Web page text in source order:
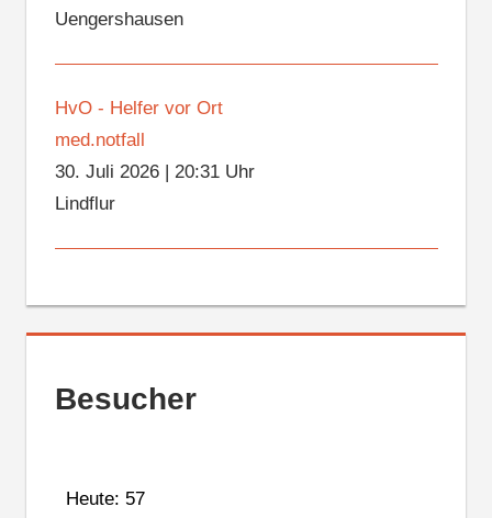
Uengershausen
HvO - Helfer vor Ort
med.notfall
30. Juli 2026| 20:31 Uhr
Lindflur
Besucher
Heute: 57